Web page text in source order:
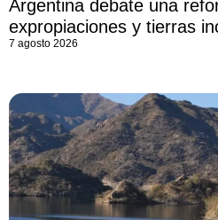
Argentina debate una
expropiaciones y tierras
7 agosto 2026